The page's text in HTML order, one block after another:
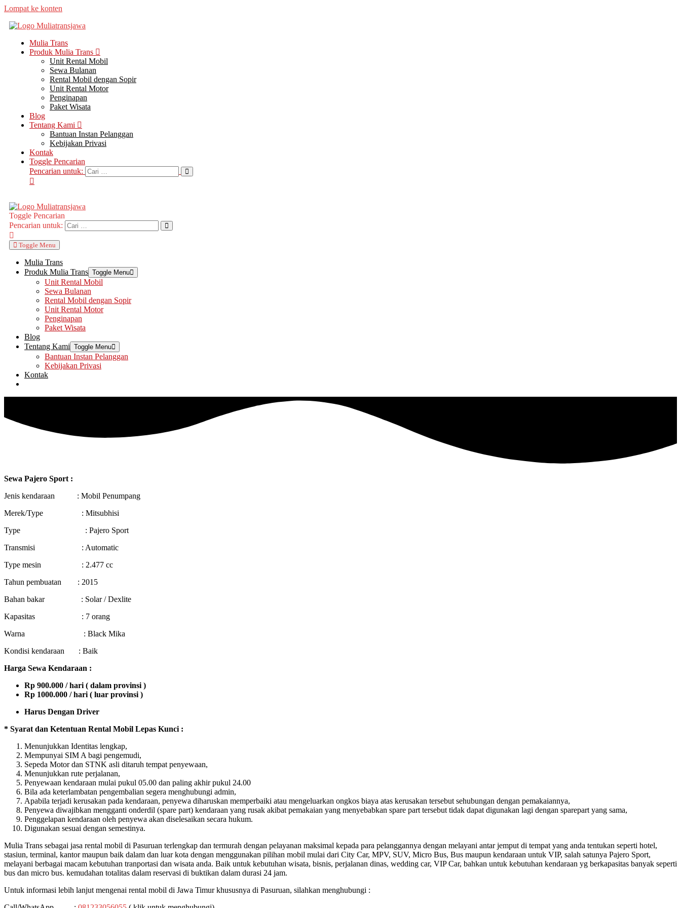
Lompat ke konten
Mulia Trans
Produk Mulia Trans
Unit Rental Mobil
Sewa Bulanan
Rental Mobil dengan Sopir
Unit Rental Motor
Penginapan
Paket Wisata
Blog
Tentang Kami
Bantuan Instan Pelanggan
Kebijakan Privasi
Kontak
Toggle Pencarian
Pencarian untuk:
Toggle Pencarian
Pencarian untuk:
Toggle Menu
Mulia Trans
Produk Mulia Trans Toggle Menu
Unit Rental Mobil
Sewa Bulanan
Rental Mobil dengan Sopir
Unit Rental Motor
Penginapan
Paket Wisata
Blog
Tentang Kami Toggle Menu
Bantuan Instan Pelanggan
Kebijakan Privasi
Kontak
Sewa Pajero Sport :
Jenis kendaraan : Mobil Penumpang
Merek/Type : Mitsubhisi
Type : Pajero Sport
Transmisi : Automatic
Type mesin : 2.477 cc
Tahun pembuatan : 2015
Bahan bakar : Solar / Dexlite
Kapasitas : 7 orang
Warna : Black Mika
Kondisi kendaraan : Baik
Harga Sewa Kendaraan :
Rp 900.000 / hari ( dalam provinsi )
Rp 1000.000 / hari ( luar provinsi )
Harus Dengan Driver
* Syarat dan Ketentuan Rental Mobil Lepas Kunci :
Menunjukkan Identitas lengkap,
Mempunyai SIM A bagi pengemudi,
Sepeda Motor dan STNK asli ditaruh tempat penyewaan,
Menunjukkan rute perjalanan,
Penyewaan kendaraan mulai pukul 05.00 dan paling akhir pukul 24.00
Bila ada keterlambatan pengembalian segera menghubungi admin,
Apabila terjadi kerusakan pada kendaraan, penyewa diharuskan memperbaiki atau mengeluarkan ongkos biaya atas kerusakan tersebut sehubungan dengan pemakaiannya,
Penyewa diwajibkan mengganti onderdil (spare part) kendaraan yang rusak akibat pemakaian yang menyebabkan spare part tersebut tidak dapat digunakan lagi dengan sparepart yang sama,
Penggelapan kendaraan oleh penyewa akan diselesaikan secara hukum.
Digunakan sesuai dengan semestinya.
Mulia Trans sebagai jasa rental mobil di Pasuruan terlengkap dan termurah dengan pelayanan maksimal kepada para pelanggannya dengan melayani antar jemput di tempat yang anda tentukan seperti hotel,
stasiun, terminal, kantor maupun baik dalam dan luar kota dengan menggunakan pilihan mobil mulai dari City Car, MPV, SUV, Micro Bus, Bus maupun kendaraan untuk VIP, salah satunya Pajero Sport,
melayani berbagai macam kebutuhan tranportasi dan wisata anda. Baik untuk kebutuhan wisata, bisnis, perjalanan dinas, wedding car, VIP Car, bahkan untuk kebutuhan kendaraan yg berkapasitas banyak seperti
bus dan micro bus. kemudahan totalitas dalam reservasi di buktikan dalam durasi 24 jam.
Untuk informasi lebih lanjut mengenai rental mobil di Jawa Timur khususnya di Pasuruan, silahkan menghubungi :